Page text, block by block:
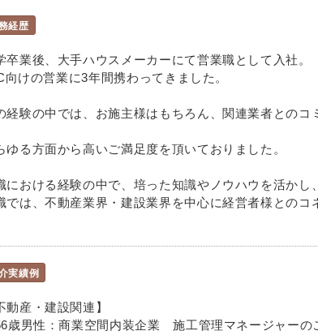
経歴
卒業後、大手ハウスメーカーにて営業職として入社。
向けの営業に3年間携わってきました。
経験の中では、お施主様はもちろん、関連業者とのコ
ゆる方面から高いご満足度を頂いておりました。
における経験の中で、培った知識やノウハウを活かし、
では、不動産業界・建設業界を中心に経営者様とのコ
実績例
動産・建設関連】
歳男性：商業空間内装企業 施工管理マネージャーの